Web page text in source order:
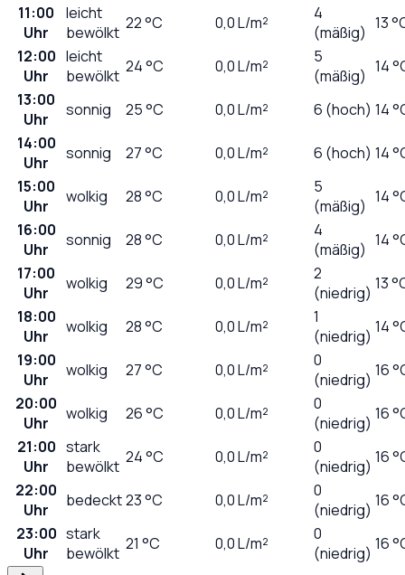
11:00
Uhr
leicht
bewölkt 22°C 0,0L/m²
4
(mäßig) 13
12:00
Uhr
leicht
bewölkt 24°C 0,0L/m²
5
(mäßig) 14
13:00
Uhr
sonnig 25°C 0,0L/m² 6 (hoch) 14
14:00
Uhr
sonnig 27°C 0,0L/m² 6 (hoch) 14
15:00
Uhr
wolkig 28°C 0,0L/m²
5
(mäßig) 14
16:00
Uhr
sonnig 28°C 0,0L/m²
4
(mäßig) 14
17:00
Uhr
wolkig 29°C 0,0L/m²
2
(niedrig) 13
18:00
Uhr
wolkig 28°C 0,0L/m²
1
(niedrig) 14
19:00
Uhr
wolkig 27°C 0,0L/m²
0
(niedrig) 16
20:00
Uhr
wolkig 26°C 0,0L/m²
0
(niedrig) 16
21:00
Uhr
stark
bewölkt 24°C 0,0L/m²
0
(niedrig) 16
22:00
Uhr
bedeckt23°C 0,0L/m²
0
(niedrig) 16
23:00
Uhr
stark
bewölkt 21 °C 0,0L/m²
0
(niedrig) 16